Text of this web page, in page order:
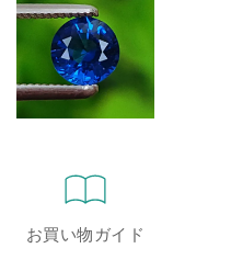
お買い物ガイド